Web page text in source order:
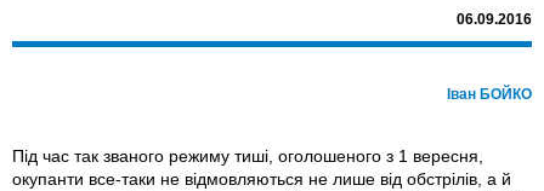
06.09.2016
Іван БОЙКО
Під час так званого режиму тиші, оголошеного з 1 вересня,
окупанти все-таки не відмовляються не лише від обстрілів, а й